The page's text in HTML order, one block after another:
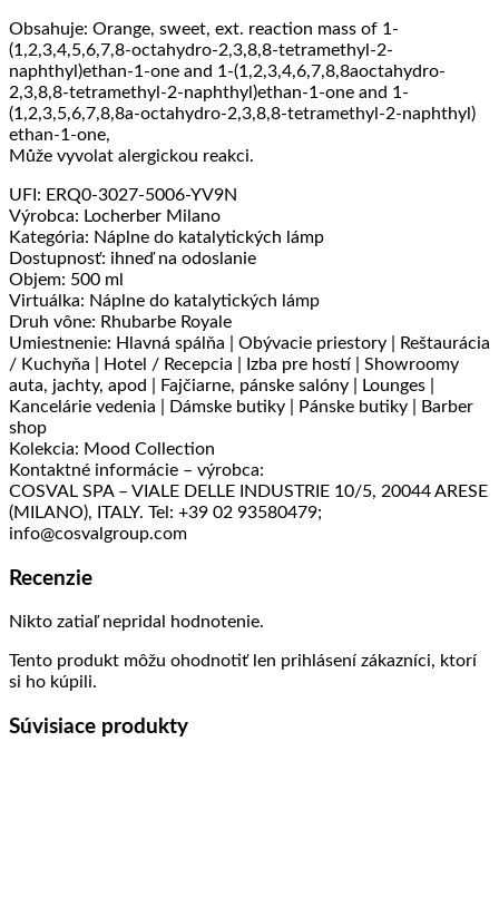
Obsahuje: Orange, sweet, ext. reaction mass of 1-
(1,2,3,4,5,6,7,8-octahydro-2,3,8,8-tetramethyl-2-
naphthyl)ethan-1-one and 1-(1,2,3,4,6,7,8,8aoctahydro-
2,3,8,8-tetramethyl-2-naphthyl)ethan-1-one and 1-
(1,2,3,5,6,7,8,8a-octahydro-2,3,8,8-tetramethyl-2-naphthyl)
ethan-1-one,
Může vyvolat alergickou reakci.
UFI: ERQ0-3027-5006-YV9N
Výrobca: Locherber Milano
Kategória: Náplne do katalytických lámp
Dostupnosť: ihneď na odoslanie
Objem: 500 ml
Virtuálka: Náplne do katalytických lámp
Druh vône: Rhubarbe Royale
Umiestnenie: Hlavná spálňa | Obývacie priestory | Reštaurácia
/ Kuchyňa | Hotel / Recepcia | Izba pre hostí | Showroomy
auta, jachty, apod | Fajčiarne, pánske salóny | Lounges |
Kancelárie vedenia | Dámske butiky | Pánske butiky | Barber
shop
Kolekcia: Mood Collection
Kontaktné informácie – výrobca:
COSVAL SPA – VIALE DELLE INDUSTRIE 10/5, 20044 ARESE
(MILANO), ITALY. Tel: +39 02 93580479;
info@cosvalgroup.com
Recenzie
Nikto zatiaľ nepridal hodnotenie.
Tento produkt môžu ohodnotiť len prihlásení zákazníci, ktorí
si ho kúpili.
Súvisiace produkty